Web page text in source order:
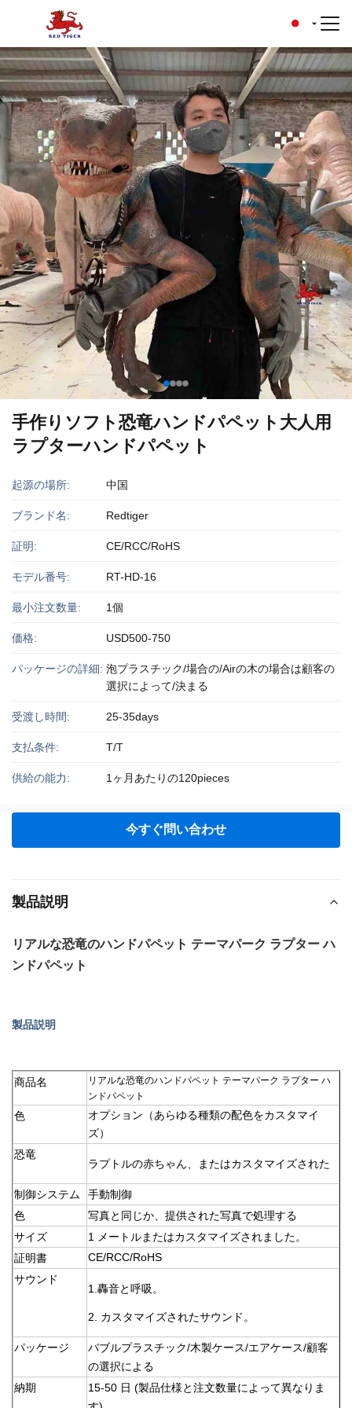
手作りソフト恐竜ハンドパペット大人用
ラプターハンドパペット
起源の場所: 中国
ブランド名: Redtiger
証明: CE/RCC/RoHS
モデル番号: RT-HD-16
最小注文数量: 1個
価格: USD500-750
パッケージの詳細: 泡プラスチック/場合の/Airの木の場合は顧客の
選択によって/決まる
受渡し時間: 25-35days
支払条件: T/T
供給の能力: 1ヶ月あたりの120pieces
今すぐ問い合わせ
製品説明
リアルな恐竜のハンドパペット テーマパーク ラプター ハ
ンドパペット
製品説明
商品名
リアルな恐竜のハンドパペット テーマパーク ラプター ハ
ンドパペット
色
オプション（あらゆる種類の配色をカスタマイ
ズ）
恐竜
ラプトルの赤ちゃん、またはカスタマイズされた
制御システム
手動制御
色
写真と同じか、提供された写真で処理する
サイズ
1 メートルまたはカスタマイズされました。
証明書
CE/RCC/RoHS
サウンド
1. 轟音と呼吸。
2. カスタマイズされたサウンド。
パッケージ
バブルプラスチック/木製ケース/エアケース/顧客
の選択による
納期
15-50 日 (製品仕様と注文数量によって異なりま